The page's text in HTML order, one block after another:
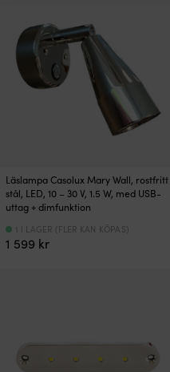
Läslampa Casolux Mary Wall, rostfritt
stål, LED, 10 – 30 V, 1.5 W, med USB-
uttag + dimfunktion
1 599 kr
1 I LAGER (FLER KAN KÖPAS)